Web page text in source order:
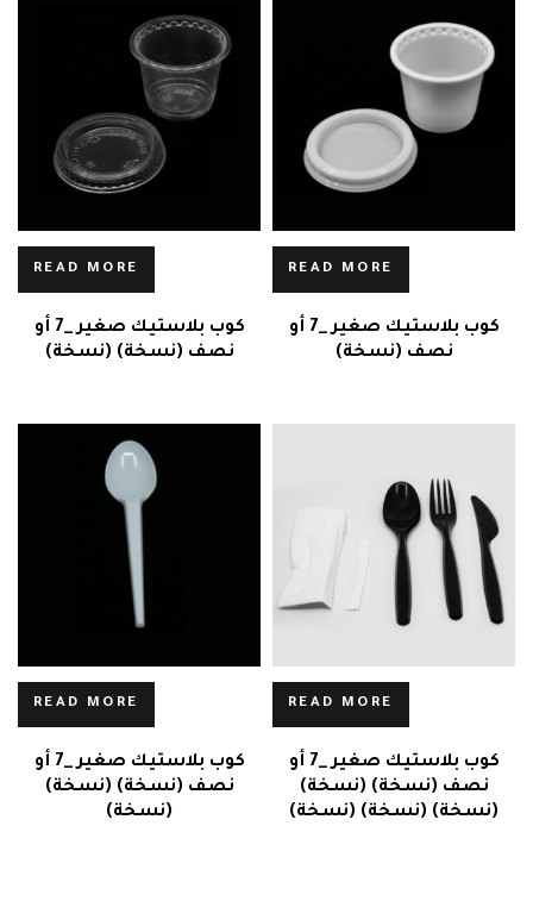
READ MORE
كوب بلاستيك صغير _7 أو
نصف (نسخة) (نسخة)
READ MORE
كوب بلاستيك صغير _7 أو
نصف (نسخة)
READ MORE
كوب بلاستيك صغير _7 أو
نصف (نسخة) (نسخة)
(نسخة)
READ MORE
كوب بلاستيك صغير _7 أو
نصف (نسخة) (نسخة)
(نسخة) (نسخة) (نسخة)